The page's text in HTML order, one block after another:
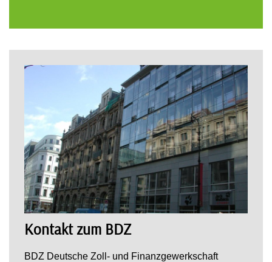
Kontakt zum BDZ
BDZ Deutsche Zoll- und Finanzgewerkschaft